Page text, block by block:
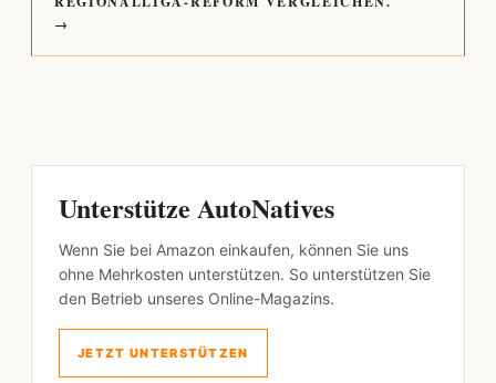
→
Unterstütze AutoNatives
Wenn Sie bei Amazon einkaufen, können Sie uns
ohne Mehrkosten unterstützen. So unterstützen Sie
den Betrieb unseres Online-Magazins.
JETZT UNTERSTÜTZEN